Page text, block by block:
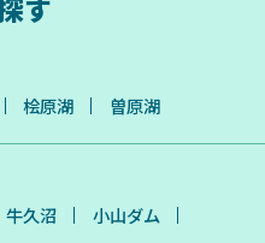
す
桧原湖 曽原湖
牛久沼
小山ダム